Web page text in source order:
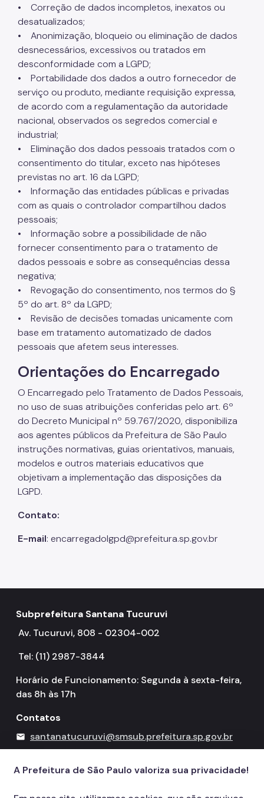
• Correção de dados incompletos, inexatos ou
desatualizados;
• Anonimização, bloqueio ou eliminação de dados
desnecessários, excessivos ou tratados em
desconformidade com a LGPD;
• Portabilidade dos dados a outro fornecedor de
serviço ou produto, mediante requisição expressa,
de acordo com a regulamentação da autoridade
nacional, observados os segredos comercial e
industrial;
• Eliminação dos dados pessoais tratados com o
consentimento do titular, exceto nas hipóteses
previstas no art. 16 da LGPD;
• Informação das entidades públicas e privadas
com as quais o controlador compartilhou dados
pessoais;
• Informação sobre a possibilidade de não
fornecer consentimento para o tratamento de
dados pessoais e sobre as consequências dessa
negativa;
• Revogação do consentimento, nos termos do §
5º do art. 8º da LGPD;
• Revisão de decisões tomadas unicamente com
base em tratamento automatizado de dados
pessoais que afetem seus interesses.
Orientações do Encarregado
O Encarregado pelo Tratamento de Dados Pessoais,
no uso de suas atribuições conferidas pelo art. 6º
do Decreto Municipal nº 59.767/2020, disponibiliza
aos agentes públicos da Prefeitura de São Paulo
instruções normativas, guias orientativos, manuais,
modelos e outros materiais educativos que
objetivam a implementação das disposições da
LGPD.
Contato:
E-mail: encarregadolgpd@prefeitura.sp.gov.br
Subprefeitura Santana Tucuruvi
Av. Tucuruvi, 808 - 02304-002
Tel: (11) 2987-3844
Horário de Funcionamento: Segunda à sexta-feira,
das 8h às 17h
Contatos
mail santanatucuruvi@smsub.prefeitura.sp.gov.br
156
A Prefeitura de São Paulo valoriza sua privacidade!